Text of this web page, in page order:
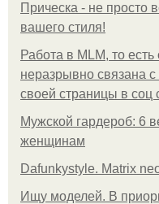
Прическа - не просто
вашего стиля!
Работа в MLM, то
неразрывно связана с
своей страницы в соц
Мужской гардероб: 6
женщинам
Dafunkystyle. Matrix
Ищу моделей. В